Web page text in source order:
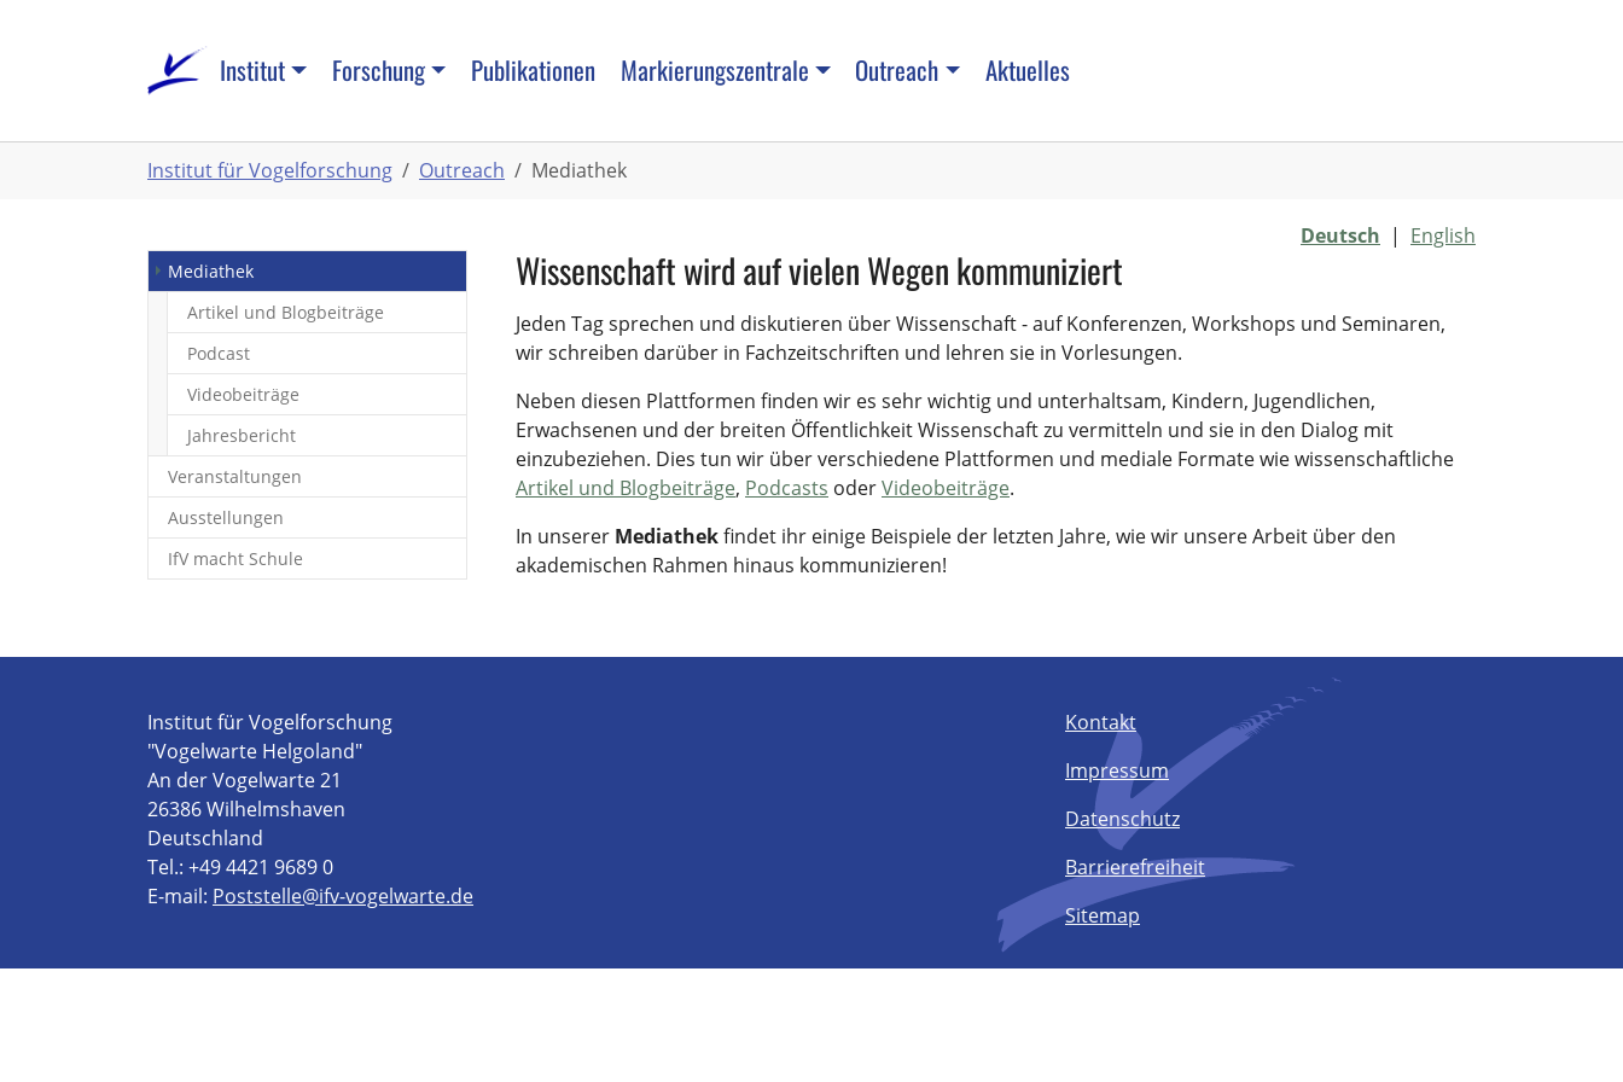
Institut Forschung Publikationen Markierungszentrale Outreach Aktuelles
sind
Institut für Vogelforschung Outreach Mediathek
Mediathek(current)
Artikel und Blogbeiträge
Podcast
Videobeiträge
Jahresbericht
Veranstaltungen
Ausstellungen
IfV macht Schule
Deutsch | English
Wissenschaft wird auf vielen Wegen kommuniziert
Jeden Tag sprechen und diskutieren über Wissenschaft - auf Konferenzen, Workshops und Seminaren,
wir schreiben darüber in Fachzeitschriften und lehren sie in Vorlesungen.
Neben diesen Plattformen finden wir es sehr wichtig und unterhaltsam, Kindern, Jugendlichen,
Erwachsenen und der breiten Öffentlichkeit Wissenschaft zu vermitteln und sie in den Dialog mit
einzubeziehen. Dies tun wir über verschiedene Plattformen und mediale Formate wie wissenschaftliche
Artikel und Blogbeiträge, Podcasts oderVideobeiträge.
In unserer Mediathekfindet ihr einige Beispiele der letzten Jahre, wie wir unsere Arbeit über den
akademischen Rahmen hinaus kommunizieren!
Institut für Vogelforschung
"Vogelwarte Helgoland"
An der Vogelwarte 21
26386 Wilhelmshaven
Deutschland
Tel.: +49 4421 9689 0
E-mail: Poststelle@ifv-vogelwarte.de
Kontakt
Impressum
Datenschutz
Barrierefreiheit
Sitemap